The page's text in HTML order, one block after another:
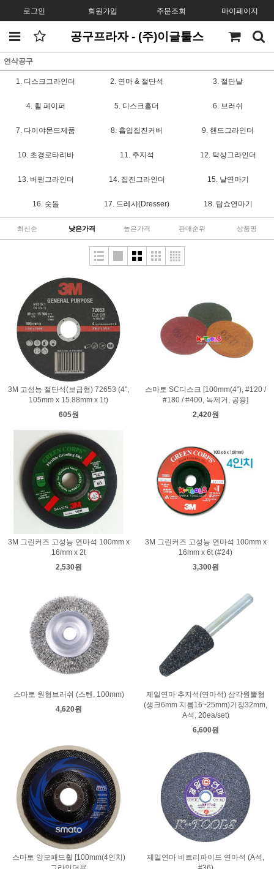
로그인 회원가입 주문조회 마이페이지
공구프라자 - (주)이글툴스
연삭공구
1. 디스크그라인더 2. 연마 & 절단석 3. 절단날
4. 휠 페이퍼 5. 디스크홀더 6. 브러쉬
7. 다이야몬드제품 8. 흡입집진커버 9. 핸드그라인더
10. 초경로타리바 11. 추지석 12. 탁상그라인더
13. 버핑그라인더 14. 집진그라인더 15. 날연마기
16. 숫돌 17. 드레샤(Dresser) 18. 탑쇼연마기
최신순 낮은가격 높은가격 판매순위 상품명
3M 고성능 절단석(보급형) 72653 (4",
105mm x 15.88mm x 1t)
605원
스마토 SC디스크 [100mm(4"), #120 /
#180 / #400, 녹제거, 공용]
2,420원
3M 그린커즈 고성능 연마석 100mm x
16mm x 2t
2,530원
3M 그린커즈 고성능 연마석 100mm x
16mm x 6t (#24)
3,300원
스마토 원형브러쉬 (스텐, 100mm)
4,620원
제일연마 추지석(연마석) 삼각원뿔형
(생크6mm 지름16~25mm)기장32mm,
A석, 20ea/set)
6,600원
스마토 양모패드휠 [100mm(4인치)
제일연마 비트리파이드 연마석 (A석,